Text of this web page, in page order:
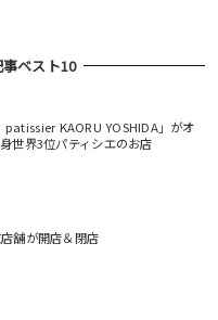
ベスト10
KAORU YOSHIDA」がオ
世界3位パティシエのお店
舗が開店＆閉店